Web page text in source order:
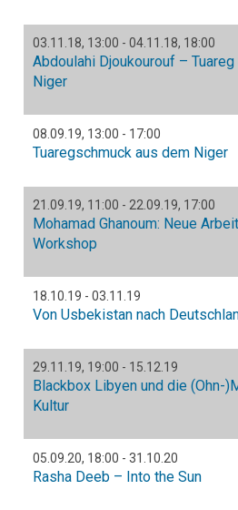
03.11.18, 13:00 - 04.11.18, 18:00
Abdoulahi Djoukourouf –
Niger
08.09.19, 13:00 - 17:00
Tuaregschmuck aus dem Niger
21.09.19, 11:00 - 22.09.19, 17:00
Mohamad Ghanoum: Neue
Workshop
18.10.19 - 03.11.19
Von Usbekistan nach
29.11.19, 19:00 - 15.12.19
Blackbox Libyen und die (Ohn-
Kultur
05.09.20, 18:00 - 31.10.20
Rasha Deeb – Into the Sun